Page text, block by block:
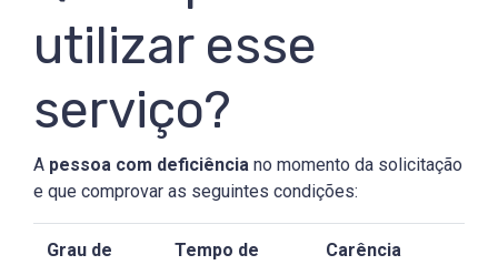
utilizar esse
serviço?
A pessoa com deficiência no momento da solicitação
e que comprovar as seguintes condições:
Grau de
Tempo de
Carência